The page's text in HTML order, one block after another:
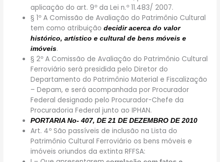
aplicação do art. 9º da Lei n.º 11.483/ 2007.
§ 1º A Comissão de Avaliação do Patrimônio Cultural
tem como atribuiçãodecidir acerca do valor
histórico, artístico e cultural de bens móveis e
imóveis.
§ 2º A Comissão de Avaliação do Patrimônio Cultural
Ferroviário será presidida pelo Diretor do
Departamento do Patrimônio Material e Fiscalização
– Depam, e será acompanhada por Procurador
Federal designado pelo Procurador-Chefe da
Procuradoria Federal junto ao IPHAN.
PORTARIA No- 407, DE 21 DE DEZEMBRO DE 2010
Art. 4º São passíveis de inclusão na Lista do
Patrimônio Cultural Ferroviário os bens móveis e
imóveis oriundos da extinta RFFSA: